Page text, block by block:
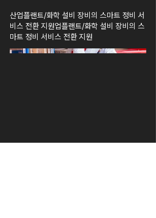
산업플랜트/화학 설비 장비의 스마트 정비 서
비스 전환 지원업플랜트/화학 설비 장비의 스
마트 정비 서비스 전환 지원